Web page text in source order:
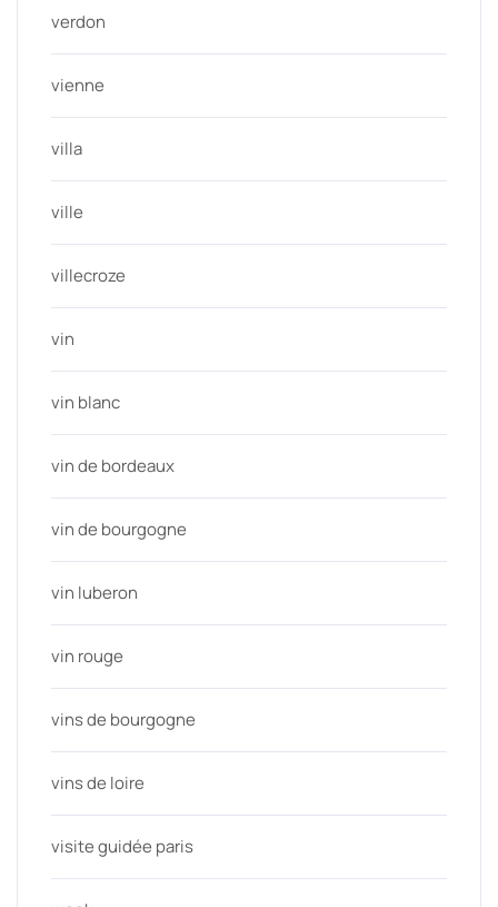
verdon
vienne
villa
ville
villecroze
vin
vin blanc
vin de bordeaux
vin de bourgogne
vin luberon
vin rouge
vins de bourgogne
vins de loire
visite guidée paris